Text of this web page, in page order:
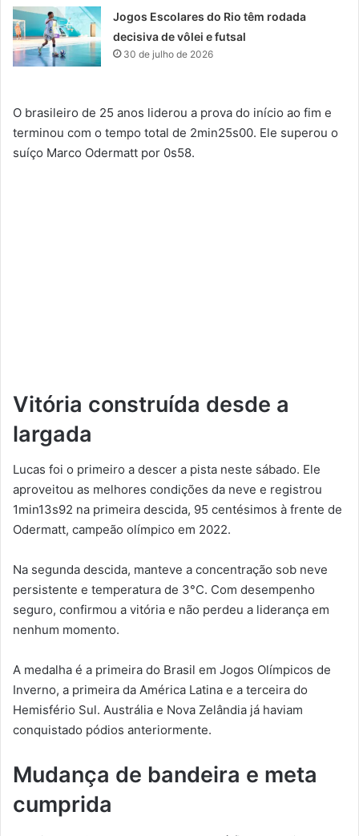
Jogos Escolares do Rio têm rodada
decisiva de vôlei e futsal
30 de julho de 2026
O brasileiro de 25 anos liderou a prova do início ao fim e
terminou com o tempo total de 2min25s00. Ele superou o
suíço Marco Odermatt por 0s58.
Vitória construída desde a
largada
Lucas foi o primeiro a descer a pista neste sábado. Ele
aproveitou as melhores condições da neve e registrou
1min13s92 na primeira descida, 95 centésimos à frente de
Odermatt, campeão olímpico em 2022.
Na segunda descida, manteve a concentração sob neve
persistente e temperatura de 3°C. Com desempenho
seguro, confirmou a vitória e não perdeu a liderança em
nenhum momento.
A medalha é a primeira do Brasil em Jogos Olímpicos de
Inverno, a primeira da América Latina e a terceira do
Hemisfério Sul. Austrália e Nova Zelândia já haviam
conquistado pódios anteriormente.
Mudança de bandeira e meta
cumprida